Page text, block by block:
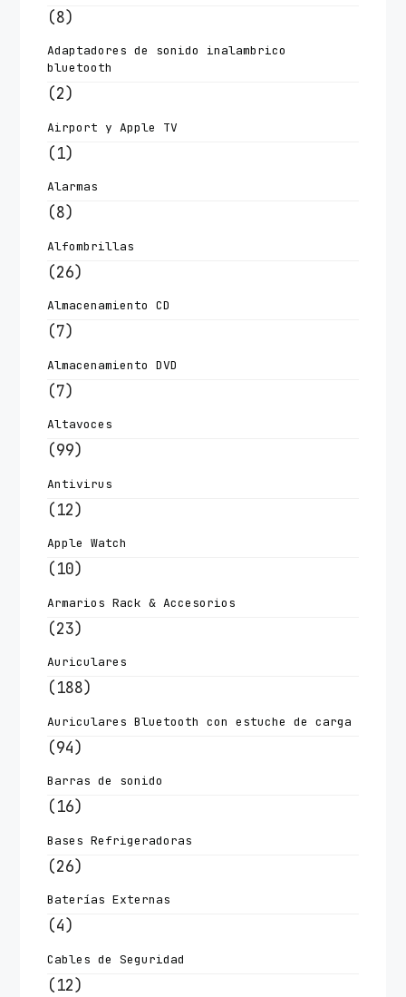
(8)
Adaptadores de sonido inalambrico
bluetooth
(2)
Airport y Apple TV
(1)
Alarmas
(8)
Alfombrillas
(26)
Almacenamiento CD
(7)
Almacenamiento DVD
(7)
Altavoces
(99)
Antivirus
(12)
Apple Watch
(10)
Armarios Rack & Accesorios
(23)
Auriculares
(188)
Auriculares Bluetooth con estuche de carga
(94)
Barras de sonido
(16)
Bases Refrigeradoras
(26)
Baterías Externas
(4)
Cables de Seguridad
(12)